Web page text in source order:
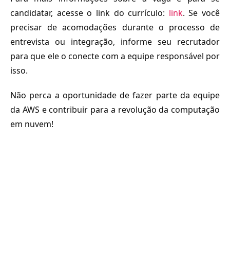
candidatar, acesse o link do currículo: link. Se você
precisar de acomodações durante o processo de
entrevista ou integração, informe seu recrutador
para que ele o conecte com a equipe responsável por
isso.
Não perca a oportunidade de fazer parte da equipe
da AWS e contribuir para a revolução da computação
em nuvem!